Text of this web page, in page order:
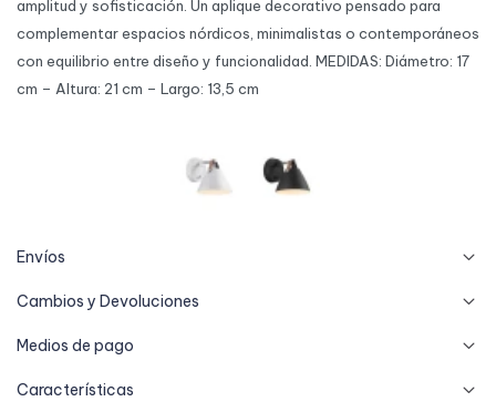
amplitud y sofisticación. Un aplique decorativo pensado para
complementar espacios nórdicos, minimalistas o contemporáneos
con equilibrio entre diseño y funcionalidad. MEDIDAS: Diámetro: 17
cm – Altura: 21 cm – Largo: 13,5 cm
Envíos
Cambios y Devoluciones
Medios de pago
Características